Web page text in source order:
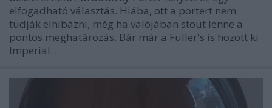
elfogadható választás. Hiába, ott a portert nem
tudják elhibázni, még ha valójában stout lenne a
pontos meghatározás. Bár már a Fuller's is hozott ki
Imperial…